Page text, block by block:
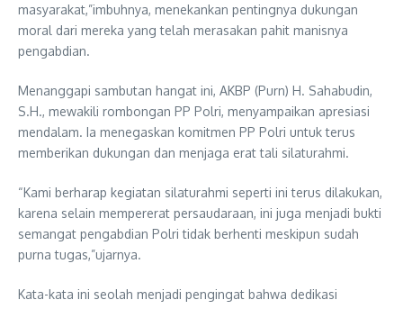
masyarakat,”imbuhnya, menekankan pentingnya dukungan
moral dari mereka yang telah merasakan pahit manisnya
pengabdian.
Menanggapi sambutan hangat ini, AKBP (Purn) H. Sahabudin,
S.H., mewakili rombongan PP Polri, menyampaikan apresiasi
mendalam. Ia menegaskan komitmen PP Polri untuk terus
memberikan dukungan dan menjaga erat tali silaturahmi.
“Kami berharap kegiatan silaturahmi seperti ini terus dilakukan,
karena selain mempererat persaudaraan, ini juga menjadi bukti
semangat pengabdian Polri tidak berhenti meskipun sudah
purna tugas,”ujarnya.
Kata-kata ini seolah menjadi pengingat bahwa dedikasi